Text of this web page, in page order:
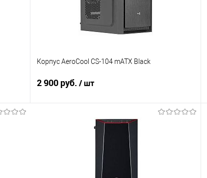
Корпус AeroCool CS-104 mATX Black
2 900 руб. / шт
В корзину